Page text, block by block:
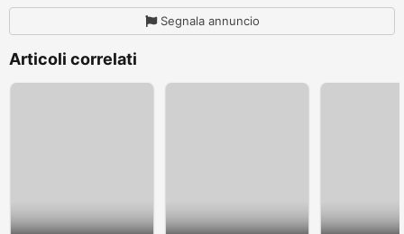
Segnala annuncio
Articoli correlati